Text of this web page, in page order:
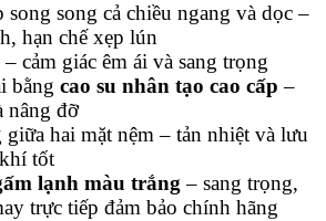
song song cả chiều ngang và dọc –
hạn chế xẹp lún
– cảm giác êm ái và sang trọng
bằng cao su nhân tạo cao cấp –
nâng đỡ
hai mặt nệm – tản nhiệt và lưu
tốt
lạnh màu trắng– sang trọng,
trực tiếp đảm bảo chính hãng